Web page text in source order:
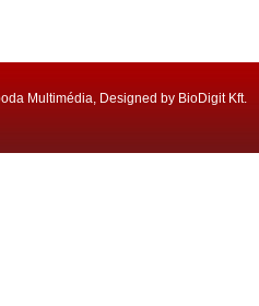
Multimédia, Designed by BioDigit Kft.